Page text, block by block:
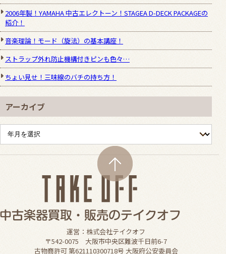
2006年製！YAMAHA 中古エレクトーン！STAGEA D-DECK PACKAGEの
紹介！
音楽理論！モード（旋法）の基本講座！
ストラップ外れ防止機構付きピンも色々…
ちょい見せ！三味線のバチの持ち方！
アーカイブ
運営：株式会社テイクオフ
〒542-0075 大阪市中央区難波千日前6-7
古物商許可 第621110300718号 大阪府公安委員会